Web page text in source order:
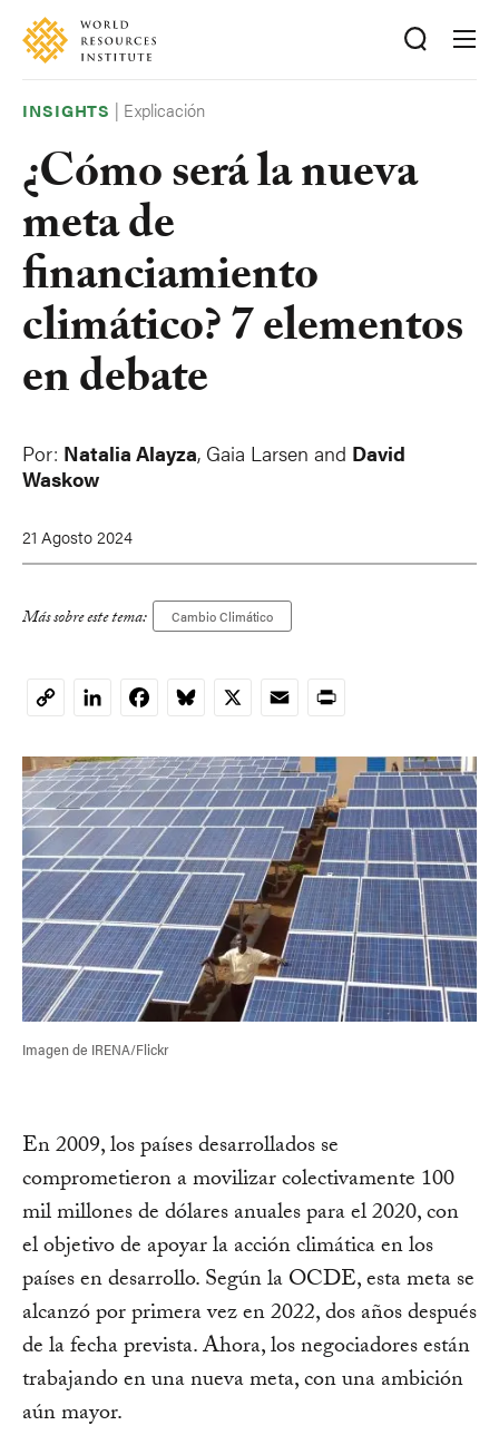
Skip
main
Accessibility
INSIGHTS | Explicación
¿Cómo será la nueva
meta de
financiamiento
climático? 7 elementos
en debate
Por: Natalia Alayza, Gaia Larsen and David
Waskow
21 Agosto 2024
Más sobre este tema: Cambio Climático
CopyLinkedInFacebookBluesky
X EmailPrint
Imagen de IRENA/Flickr
En 2009, los países desarrollados se
comprometieron a movilizar colectivamente 100
mil millones de dólares anuales para el 2020, con
el objetivo de apoyar la acción climática en los
países en desarrollo. Según la OCDE, esta meta se
alcanzó por primera vez en 2022, dos años después
de la fecha prevista. Ahora, los negociadores están
trabajando en una nueva meta, con una ambición
aún mayor.